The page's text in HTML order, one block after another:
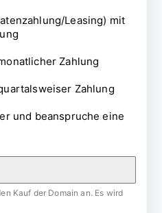
Leasing) mit
Zahlung
Zahlung
und beanspruche eine
Kauf der Domain an. Es wird